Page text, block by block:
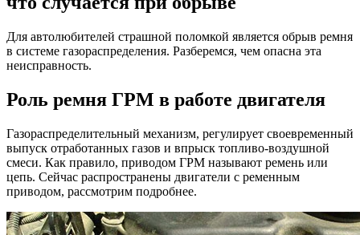
нужен
и
при
Для автолюбителей страшной поломкой является обрыв ремня
в системе газораспределения. Разберемся, чем опасна эта
неисправность.
Роль ремня ГРМ в работе двигателя
Газораспределительный механизм, регулирует своевременный
выпуск отработанных газов и впрыск топливо-воздушной
смеси. Как правило, приводом ГРМ называют ремень или
цепь. Сейчас распространены двигатели с ременным
приводом, рассмотрим подробнее.